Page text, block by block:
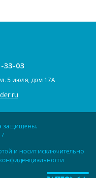
33-03
5 июля, дом 17А
защищены.
и носит исключительно